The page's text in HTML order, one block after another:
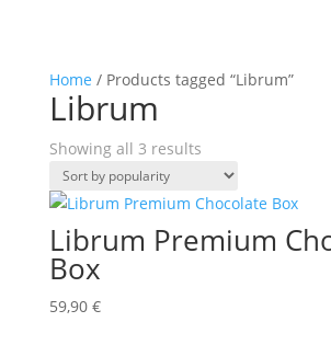
Home / Products tagged “Librum”
Librum
Showing all 3 results
Librum Premium
Box
59,90 €